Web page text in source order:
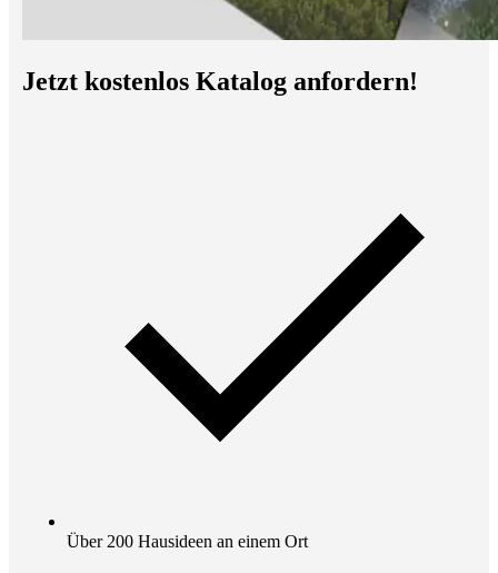
Jetzt kostenlos Katalog anfordern!
Über 200 Hausideen an einem Ort